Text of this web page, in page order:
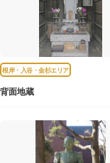
根岸・入谷・金杉エリア
背面地蔵